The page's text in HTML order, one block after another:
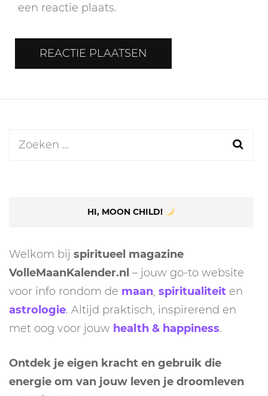
een reactie plaats.
Zoeken
HI, MOON CHILD!
Welkom bij spiritueel magazine
VolleMaanKalender.nl – jouw go-to website
voor info rondom de maan, spiritualiteit en
astrologie. Altijd praktisch, inspirerend en
met oog voor jouw health & happiness.
Ontdek je eigen kracht en gebruik die
energie om van jouw leven je droomleven